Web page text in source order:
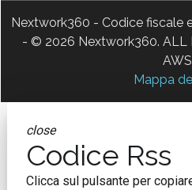
Nextwork360 - Codice fiscale
- © 2026 Nextwork360. ALL
AWS
Mappa
close
Codice Rss
Clicca sul pulsante per